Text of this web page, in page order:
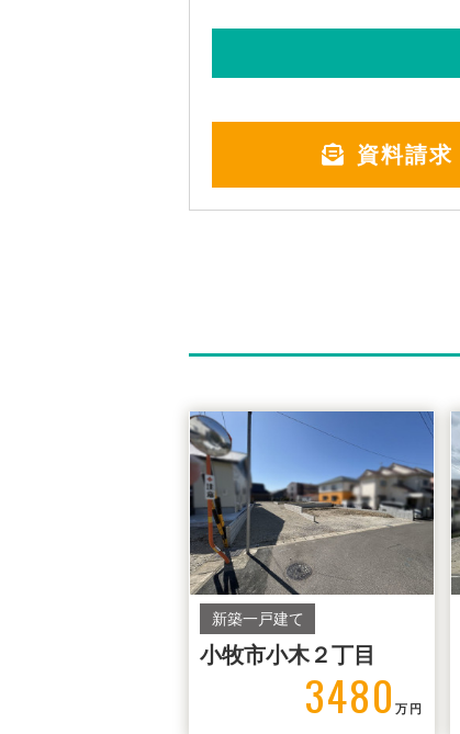
資料請求
新築一戸建て
小牧市小木２丁目
3480万円